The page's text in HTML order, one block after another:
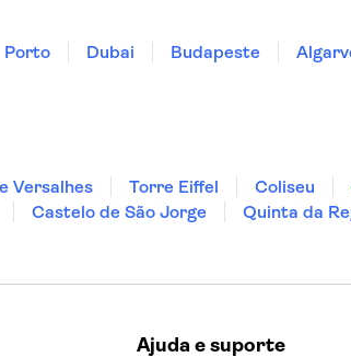
Porto Dubai Budapeste
Versalhes Torre Eiffel Coliseu
Castelo de São Jorge Quinta da
Ajuda e suporte